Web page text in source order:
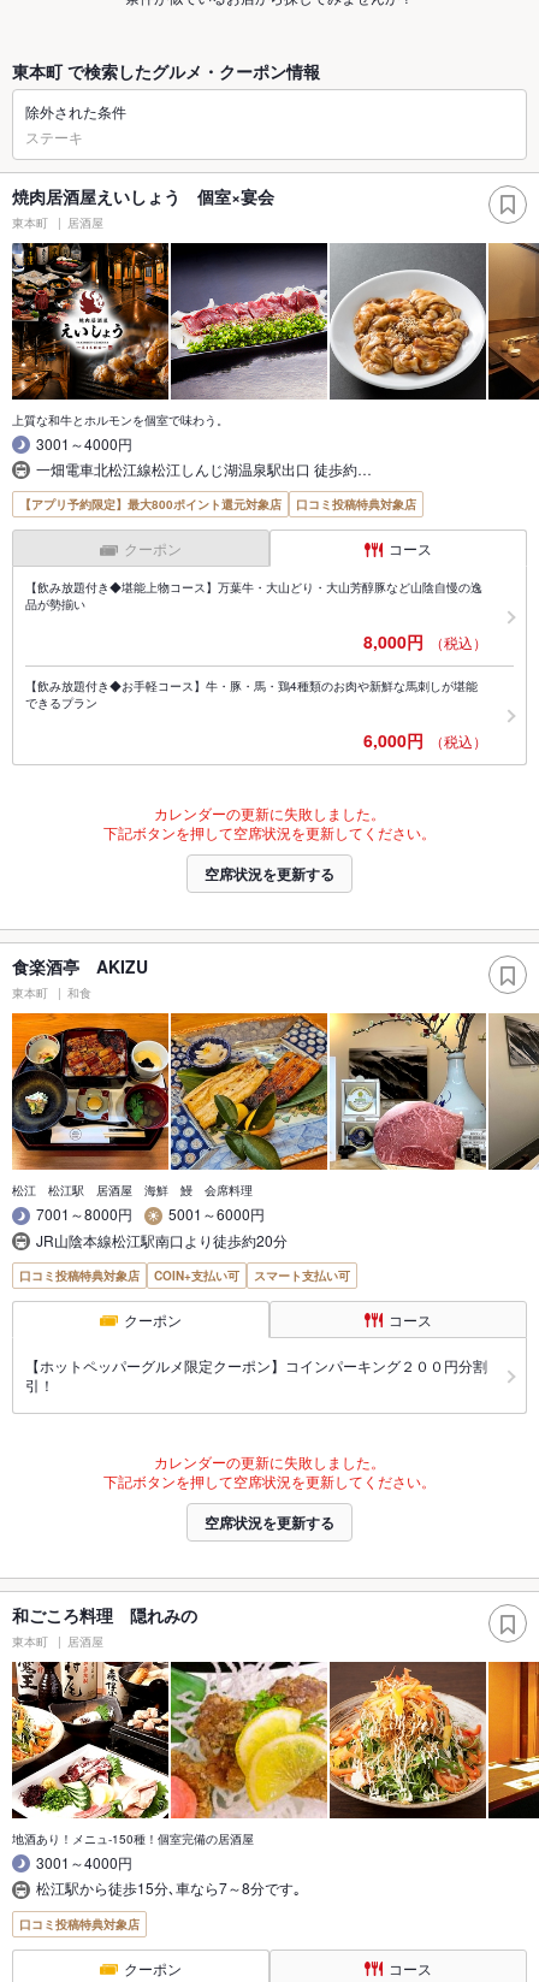
東本町 で検索したグルメ・クーポン情報
除外された条件
ステーキ
焼肉居酒屋えいしょう 個室×宴会
東本町 居酒屋
上質な和牛とホルモンを個室で味わう。
3001～4000円
一畑電車北松江線松江しんじ湖温泉駅出口 徒歩約…
【アプリ予約限定】最大800ポイント還元対象店 口コミ投稿特典対象店
クーポン コース
【飲み放題付き◆堪能上物コース】万葉牛・大山どり・大山芳醇豚など山陰自慢の逸
品が勢揃い
8,000円 （税込）
【飲み放題付き◆お手軽コース】牛・豚・馬・鶏4種類のお肉や新鮮な馬刺しが堪能
できるプラン
6,000円 （税込）
カレンダーの更新に失敗しました。
下記ボタンを押して空席状況を更新してください。
空席状況を更新する
食楽酒亭 AKIZU
東本町 和食
松江 松江駅 居酒屋 海鮮 鰻 会席料理
7001～8000円
5001～6000円
JR山陰本線松江駅南口より徒歩約20分
口コミ投稿特典対象店 COIN+支払い可 スマート支払い可
クーポン コース
【ホットペッパーグルメ限定クーポン】コインパーキング２００円分割
引！
カレンダーの更新に失敗しました。
下記ボタンを押して空席状況を更新してください。
空席状況を更新する
和ごころ料理 隠れみの
東本町 居酒屋
地酒あり！メニュ-150種！個室完備の居酒屋
3001～4000円
松江駅から徒歩15分､車なら7～8分です｡
口コミ投稿特典対象店
クーポン コース